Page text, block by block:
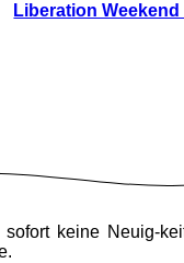
Liberation
sofort keine Neuig-